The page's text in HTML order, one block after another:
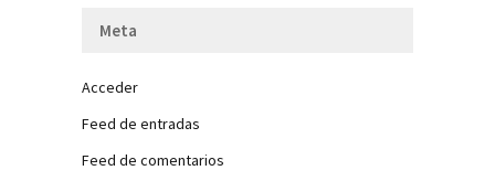
Meta
Acceder
Feed de entradas
Feed de comentarios